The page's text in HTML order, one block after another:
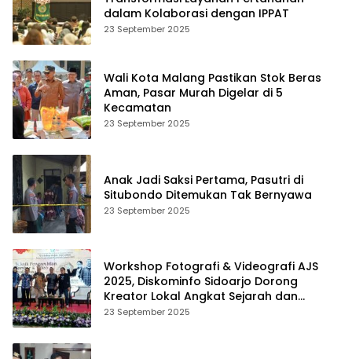
dalam Kolaborasi dengan IPPAT
23 September 2025
Wali Kota Malang Pastikan Stok Beras
Aman, Pasar Murah Digelar di 5
Kecamatan
23 September 2025
Anak Jadi Saksi Pertama, Pasutri di
Situbondo Ditemukan Tak Bernyawa
23 September 2025
Workshop Fotografi & Videografi AJS
2025, Diskominfo Sidoarjo Dorong
Kreator Lokal Angkat Sejarah dan
Budaya
23 September 2025